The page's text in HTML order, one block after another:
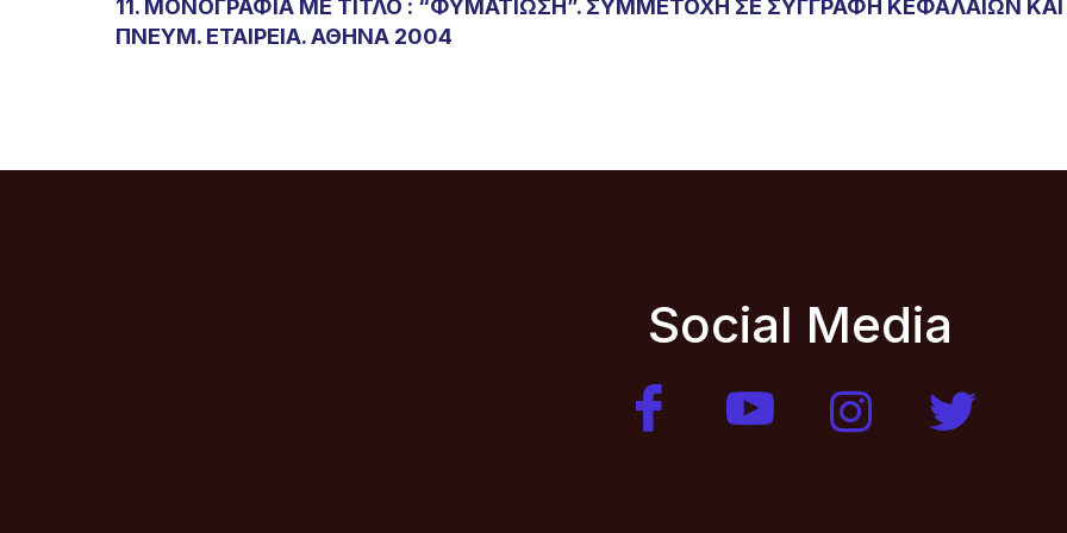
11. ΜΟΝΟΓΡΑΦΙΑ ΜΕ ΤΙΤΛΟ : “ΦΥΜΑΤΙΩΣΗ”. ΣΥΜΜΕΤΟΧΗ ΣΕ ΣΥΓΓΡΑΦΗ ΚΕΦΑΛΑΙΩΝ
ΠΝΕΥΜ. ΕΤΑΙΡΕΙΑ. ΑΘΗΝΑ 2004
Social Media